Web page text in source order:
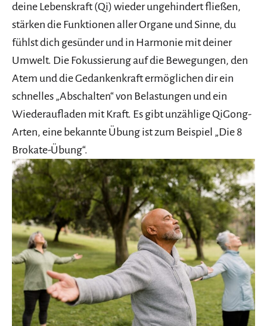
deine Lebenskraft (Qi) wieder ungehindert fließen,
stärken die Funktionen aller Organe und Sinne, du
fühlst dich gesünder und in Harmonie mit deiner
Umwelt. Die Fokussierung auf die Bewegungen, den
Atem und die Gedankenkraft ermöglichen dir ein
schnelles „Abschalten“ von Belastungen und ein
Wiederaufladen mit Kraft. Es gibt unzählige QiGong-
Arten, eine bekannte Übung ist zum Beispiel „Die 8
Brokate-Übung“.